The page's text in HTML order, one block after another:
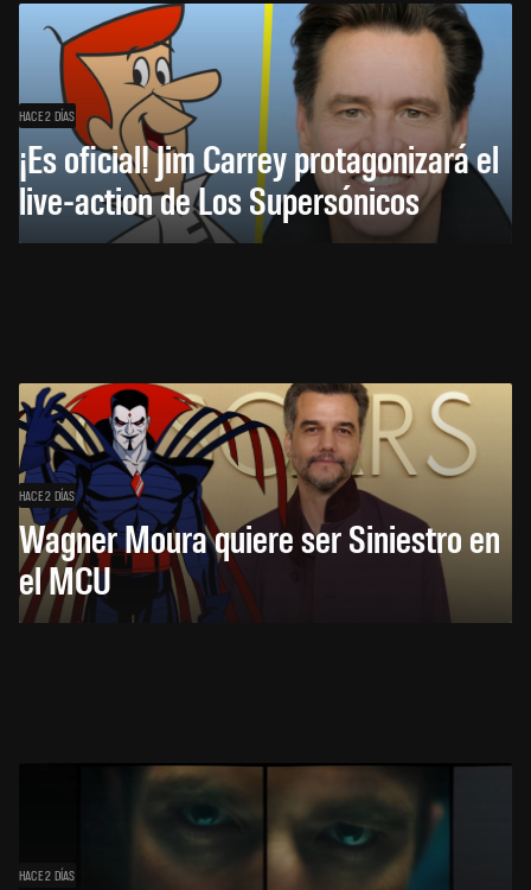
HACE 2 DÍAS
¡Es oficial! Jim Carrey protagonizará el
live-action de Los Supersónicos
HACE 2 DÍAS
Wagner Moura quiere ser Siniestro en
el MCU
HACE 2 DÍAS